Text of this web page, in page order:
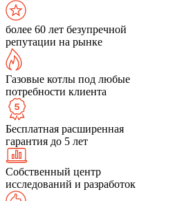
более 60 лет безупречной
репутации на рынке
Газовые котлы под любые
потребности клиента
Бесплатная расширенная
гарантия до 5 лет
Собственный центр
исследований и разработок